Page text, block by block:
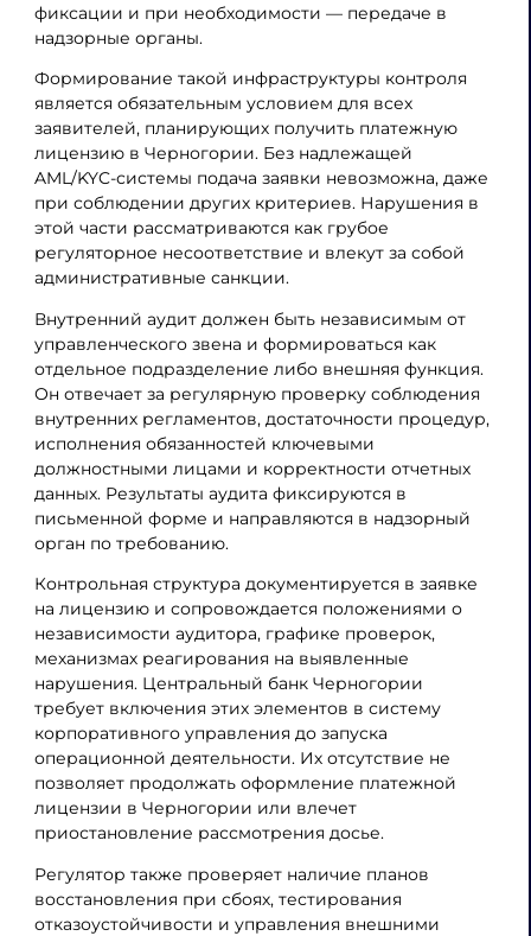
фиксации и при необходимости — передаче в
надзорные органы.
Формирование такой инфраструктуры контроля
является обязательным условием для всех
заявителей, планирующих получить платежную
лицензию в Черногории. Без надлежащей
AML/KYC-системы подача заявки невозможна, даже
при соблюдении других критериев. Нарушения в
этой части рассматриваются как грубое
регуляторное несоответствие и влекут за собой
административные санкции.
Внутренний аудит должен быть независимым от
управленческого звена и формироваться как
отдельное подразделение либо внешняя функция.
Он отвечает за регулярную проверку соблюдения
внутренних регламентов, достаточности процедур,
исполнения обязанностей ключевыми
должностными лицами и корректности отчетных
данных. Результаты аудита фиксируются в
письменной форме и направляются в надзорный
орган по требованию.
Контрольная структура документируется в заявке
на лицензию и сопровождается положениями о
независимости аудитора, графике проверок,
механизмах реагирования на выявленные
нарушения. Центральный банк Черногории
требует включения этих элементов в систему
корпоративного управления до запуска
операционной деятельности. Их отсутствие не
позволяет продолжать оформление платежной
лицензии в Черногории или влечет
приостановление рассмотрения досье.
Регулятор также проверяет наличие планов
восстановления при сбоях, тестирования
отказоустойчивости и управления внешними